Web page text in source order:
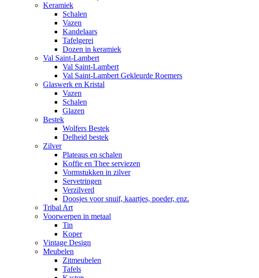
Keramiek
Schalen
Vazen
Kandelaars
Tafelgerei
Dozen in keramiek
Val Saint-Lambert
Val Saint-Lambert
Val Saint-Lambert Gekleurde Roemers
Glaswerk en Kristal
Vazen
Schalen
Glazen
Bestek
Wolfers Bestek
Delheid bestek
Zilver
Plateaus en schalen
Koffie en Thee serviezen
Vormstukken in zilver
Servetringen
Verzilverd
Doosjes voor snuif, kaartjes, poeder, enz.
Tribal Art
Voorwerpen in metaal
Tin
Koper
Vintage Design
Meubelen
Zitmeubelen
Tafels